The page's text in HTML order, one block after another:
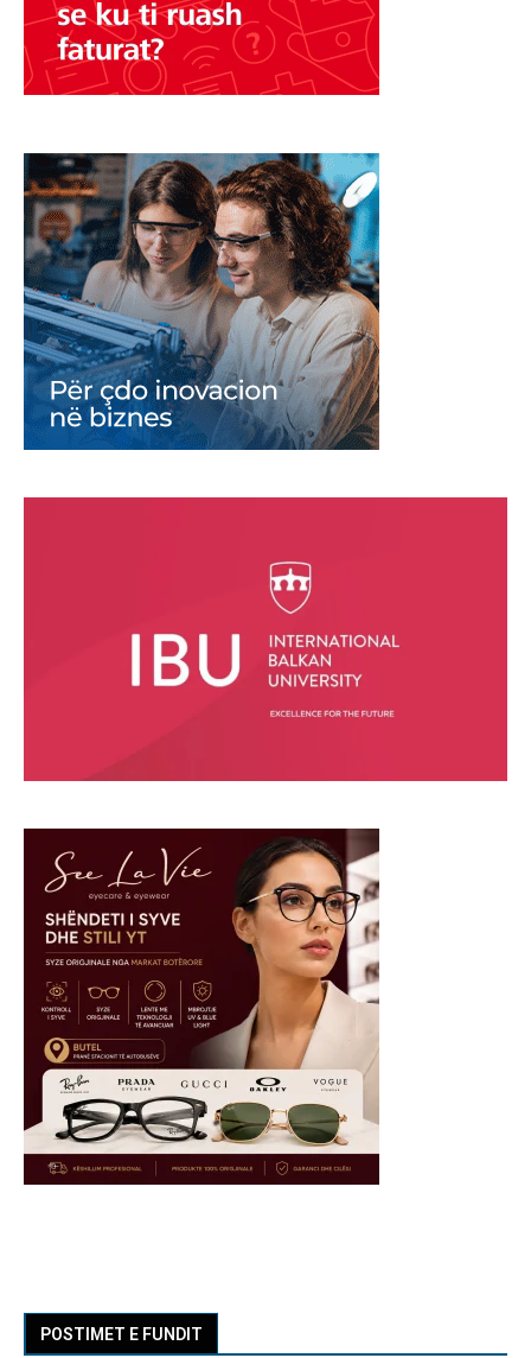
POSTIMET E FUNDIT